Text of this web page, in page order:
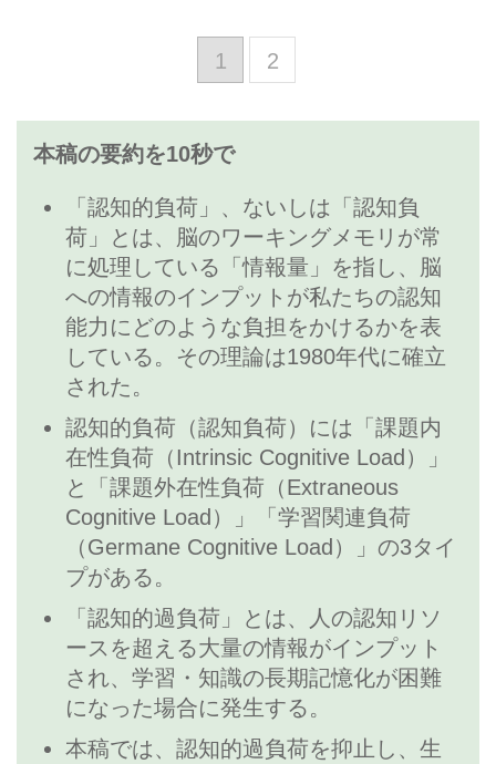
1 2
本稿の要約を10秒で
「認知的負荷」、ないしは「認知負
荷」とは、脳のワーキングメモリが常
に処理している「情報量」を指し、脳
への情報のインプットが私たちの認知
能力にどのような負担をかけるかを表
している。その理論は1980年代に確立
された。
認知的負荷（認知負荷）には「課題内
在性負荷（Intrinsic Cognitive Load）」
と「課題外在性負荷（Extraneous
Cognitive Load）」「学習関連負荷
（Germane Cognitive Load）」の3タイ
プがある。
「認知的過負荷」とは、人の認知リソ
ースを超える大量の情報がインプット
され、学習・知識の長期記憶化が困難
になった場合に発生する。
本稿では、認知的過負荷を抑止し、生